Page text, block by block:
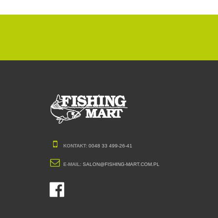
KONTAKT: 0048 33 499-26-41
E-MAIL: SALON@FISHING-MART.COM.PL